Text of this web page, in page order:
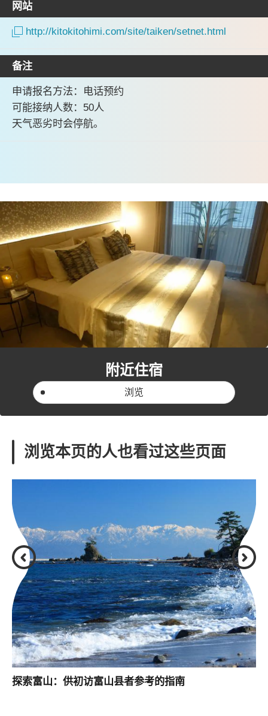
网站
http://kitokitohimi.com/site/taiken/setnet.html
备注
申请报名方法：电话预约
可能接纳人数：50人
天气恶劣时会停航。
附近住宿
浏览
浏览本页的人也看过这些页面
探索富山：供初访富山县者参考的指南